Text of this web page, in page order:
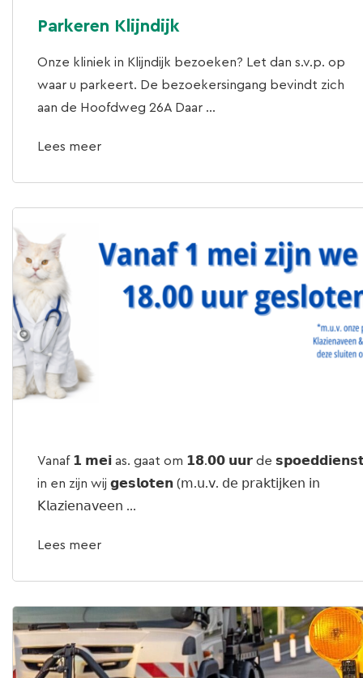
Parkeren Klijndijk
Onze kliniek in Klijndijk bezoeken? Let dan s.v.p. op
waar u parkeert. De bezoekersingang bevindt zich
aan de Hoofdweg 26A Daar ...
Lees meer
Vanaf 𝟭 𝗺𝗲𝗶 as. gaat om 𝟭𝟴.𝟬𝟬 𝘂𝘂𝗿 de
in en zijn wij 𝗴𝗲𝘀𝗹𝗼𝘁𝗲𝗻 (𝗆.𝗎.𝗏. 𝖽𝖾 𝗉𝗋𝖺𝗄𝗍𝗂𝗃𝗄𝖾𝗇 𝗂𝗇
𝖪𝗅𝖺𝗓𝗂𝖾𝗇𝖺𝗏𝖾𝖾𝗇 ...
Lees meer